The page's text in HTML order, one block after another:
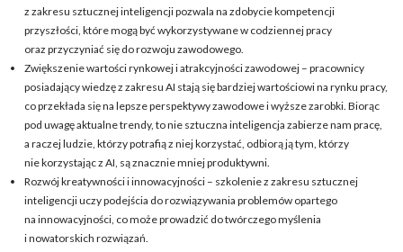
z zakresu sztucznej inteligencji pozwala na zdobycie kompetencji
przyszłości, które mogą być wykorzystywane w codziennej pracy
oraz przyczyniać się do rozwoju zawodowego.
Zwiększenie wartości rynkowej i atrakcyjności zawodowej – pracownicy
posiadający wiedzę z zakresu AI stają się bardziej wartościowi na rynku pracy,
co przekłada się na lepsze perspektywy zawodowe i wyższe zarobki. Biorąc
pod uwagę aktualne trendy, to nie sztuczna inteligencja zabierze nam pracę,
a raczej ludzie, którzy potrafią z niej korzystać, odbiorą ją tym, którzy
nie korzystając z AI, są znacznie mniej produktywni.
Rozwój kreatywności i innowacyjności – szkolenie z zakresu sztucznej
inteligencji uczy podejścia do rozwiązywania problemów opartego
na innowacyjności, co może prowadzić do twórczego myślenia
i nowatorskich rozwiązań.